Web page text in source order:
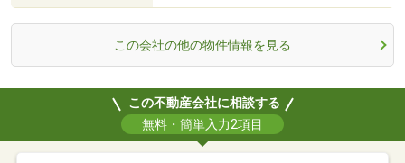
この会社の他の物件情報を見る
この不動産会社に相談する
無料・簡単入力2項目